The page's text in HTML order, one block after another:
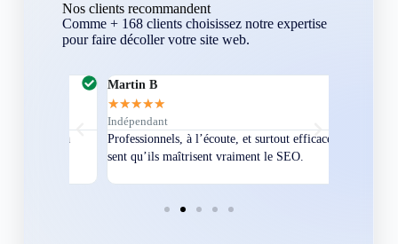
Nos clients recommandent
Comme + 168 clients choisissez notre expertise
pour faire décoller votre site web.
Martin B
★★
Indépendant
Professionnels, à l’écoute, et surtout efficaces. On
sent qu’ils maîtrisent vraiment le SEO.